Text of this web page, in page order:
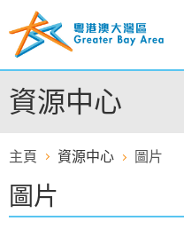
至
容
的
開
資源中心
主頁 資源中心 圖片
圖片